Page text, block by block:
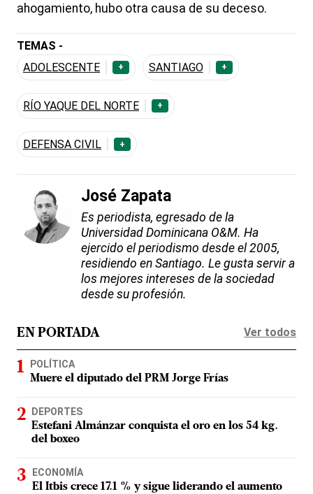
ahogamiento, hubo otra causa de su deceso.
TEMAS -
ADOLESCENTE
+ SANTIAGO +
RÍO YAQUE DEL NORTE +
DEFENSA CIVIL +
José Zapata
Es periodista, egresado de la
Universidad Dominicana O&M. Ha
ejercido el periodismo desde el 2005,
residiendo en Santiago. Le gusta servir a
los mejores intereses de la sociedad
desde su profesión.
EN PORTADA Ver todos
POLÍTICA
Muere el diputado del PRM Jorge Frías
DEPORTES
Estefani Almánzar conquista el oro en los 54 kg.
del boxeo
ECONOMÍA
El Itbis crece 17.1 % y sigue liderando el aumento